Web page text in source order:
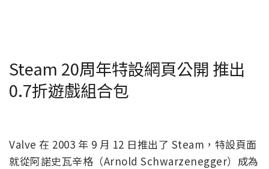
Steam 20周年特設網頁公開 推出
0.7折遊戲組合包
Valve 在 2003 年 9 月 12 日推出了 Steam，特設頁面
就從阿諾史瓦辛格（Arnold Schwarzenegger）成為